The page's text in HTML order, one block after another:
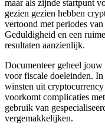
maar als zijnde startpunt
gezien gezien hebben
vertoond met periodes
Geduldigheid en een
resultaten aanzienlijk.
Documenteer geheel
voor fiscale doeleinden.
winsten uit cryptocurrency
voorkomt complicaties
gebruik van
vergemakkelijken.